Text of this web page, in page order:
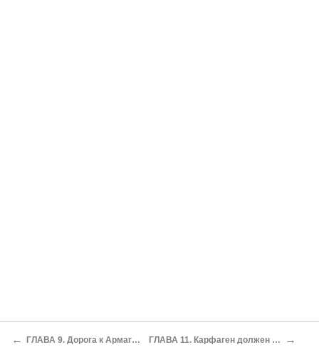
← ГЛАВА 9. Дорога к Армагеддону (метафизика иракского конфликта) ГЛАВА 11. Карфаген должен быть разрушен. Антиамериканское большинство →